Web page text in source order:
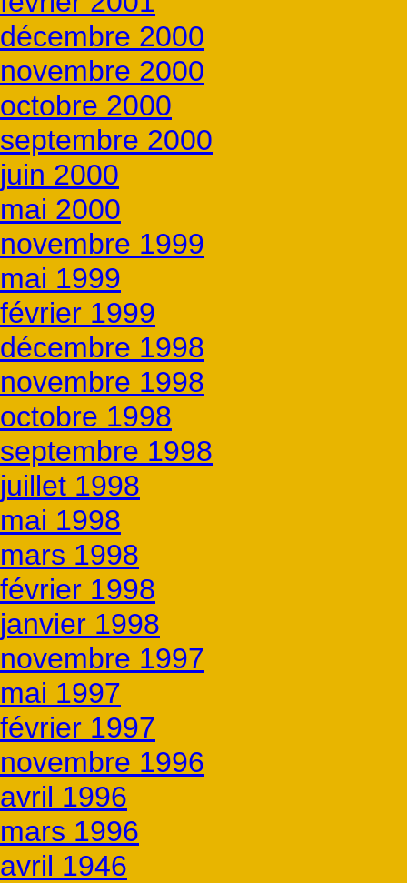
décembre 2000
novembre 2000
octobre 2000
septembre 2000
juin 2000
mai 2000
novembre 1999
mai 1999
février 1999
décembre 1998
novembre 1998
octobre 1998
septembre 1998
juillet 1998
mai 1998
mars 1998
février 1998
janvier 1998
novembre 1997
mai 1997
février 1997
novembre 1996
avril 1996
mars 1996
avril 1946